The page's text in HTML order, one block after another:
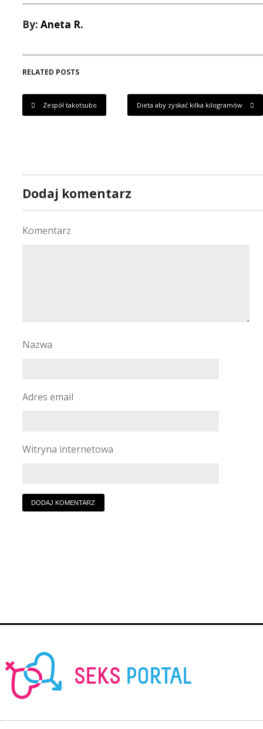
By:Aneta R.
RELATED POSTS
Zespół takotsubo Dieta aby zyskać kilka kilogramów
Dodaj komentarz
Komentarz
Nazwa
Adres email
Witryna internetowa